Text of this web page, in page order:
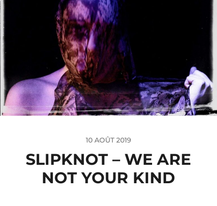
10 AOÛT 2019
SLIPKNOT – WE ARE
NOT YOUR KIND